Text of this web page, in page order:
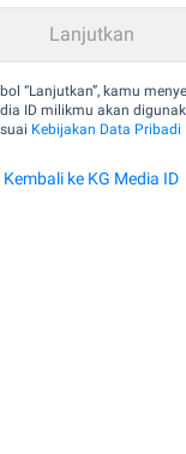
“Lanjutkan”, kamu
ID milikmu akan
Kebijakan Data Pribadi
Kembali ke KG Media ID